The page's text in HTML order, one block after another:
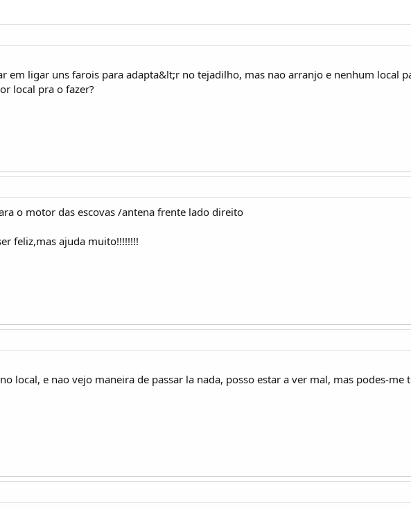
em ligar uns farois para adapta&lt;r no tejadilho, mas nao arranjo e nenhum local
local pra o fazer?
o motor das escovas /antena frente lado direito
feliz,mas ajuda muito!!!!!!!!
local, e nao vejo maneira de passar la nada, posso estar a ver mal, mas podes-